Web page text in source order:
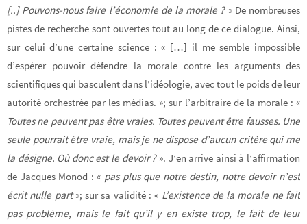
[..] Pouvons-nous faire l’économie de la morale ?» De nombreuses
pistes de recherche sont ouvertes tout au long de ce dialogue. Ainsi,
sur celui d’une certaine science : « […] il me semble impossible
d’espérer pouvoir défendre la morale contre les arguments des
scientifiques qui basculent dans l’idéologie, avec tout le poids de leur
autorité orchestrée par les médias. »; sur l’arbitraire de la morale : «
Toutes ne peuvent pas être vraies. Toutes peuvent être fausses. Une
seule pourrait être vraie, mais je ne dispose d’aucun critère qui me
la désigne. Où donc est le devoir ?». J’en arrive ainsi à l’affirmation
de Jacques Monod : « pas plus que notre destin, notre devoir n’est
écrit nulle part»; sur sa validité : « L’existence de la morale ne fait
pas problème, mais le fait qu’il y en existe trop, le fait de leur